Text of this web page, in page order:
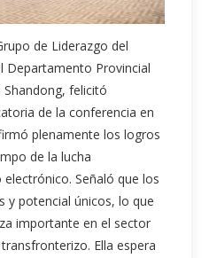
de Liderazgo del
Departamento Provincial
felicitó
de la conferencia en
plenamente los logros
de la lucha
Señaló que los
y potencial únicos, lo que
importante en el sector
Ella espera